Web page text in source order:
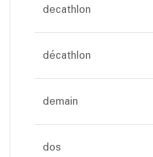
decathlon
décathlon
demain
dos